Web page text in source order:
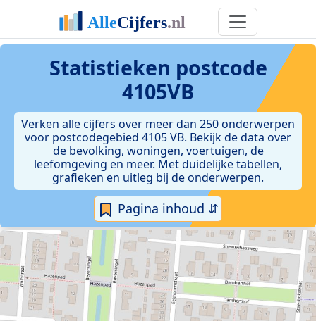
Statistieken postcode
4105VB
Verken alle cijfers over meer dan 250 onderwerpen
voor postcodegebied 4105 VB. Bekijk de data over
de bevolking, woningen, voertuigen, de
leefomgeving en meer. Met duidelijke tabellen,
grafieken en uitleg bij de onderwerpen.
Pagina inhoud ⇵